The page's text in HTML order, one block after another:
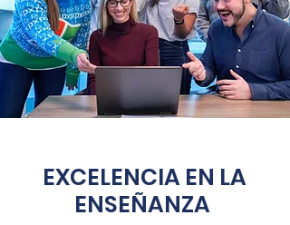
EXCELENCIA EN LA
ENSEÑANZA